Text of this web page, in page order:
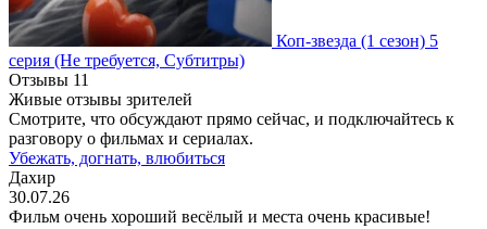
Коп-звезда (1 сезон) 5
серия (Не требуется, Субтитры)
Отзывы 11
Живые отзывы зрителей
Смотрите, что обсуждают прямо сейчас, и подключайтесь к
разговору о фильмах и сериалах.
Убежать, догнать, влюбиться
Дахир
30.07.26
Фильм очень хороший весёлый и места очень красивые!